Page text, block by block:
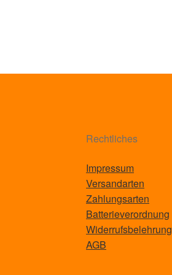
Rechtliches
Impressum
Versandarten
Zahlungsarten
Batterieverordnung
Widerrufsbelehrung
AGB